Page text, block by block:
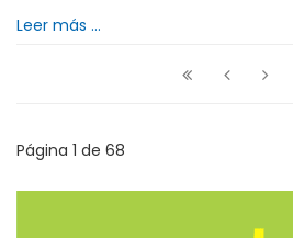
Leer más ...
Página 1 de 68